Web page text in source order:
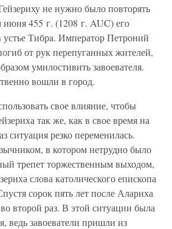
не нужно было повторять
455 г. (1208 г. AUC) его
устье Тибрa. Император Петроний
от рук перепуганных жителей,
умилостивить завоевателя.
вошли в город.
свое влияние, чтобы
так же, как в свое время на
ситуация резко переменилась.
в котором нетрудно было
трепет торжественным выходом,
слова католического епископа
сорок пять лет после Алариха
второй раз. В этой ситуации была
ведь завоеватели пришли из